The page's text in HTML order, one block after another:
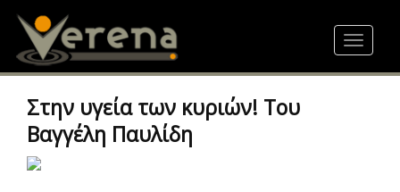
content
Toggle
Στην υγεία των κυριών! Του
Βαγγέλη Παυλίδη